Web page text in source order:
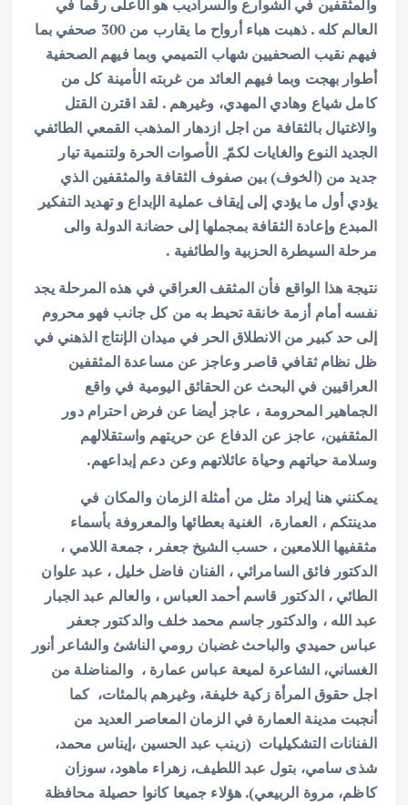
والمثقفين في الشوارع والسراديب هو الأعلى رقما في
العالم كله . ذهبت هباء أرواح ما يقارب من 300 صحفي بما
فيهم نقيب الصحفيين شهاب التميمي وبما فيهم الصحفية
أطوار بهجت وبما فيهم العائد من غربته الأمينة كل من
كامل شياع وهادي المهدي، وغيرهم . لقد اقترن القتل
والاغتيال بالثقافة من اجل ازدهار المذهب القمعي الطائفي
الجديد النوع والغايات لكمّ ِ الأصوات الحرة ولتنمية تيار
جديد من (الخوف) بين صفوف الثقافة والمثقفين الذي
يؤدي أول ما يؤدي إلى إيقاف عملية الإبداع و تهديد التفكير
المبدع وإعادة الثقافة بمجملها إلى حضانة الدولة والى
مرحلة السيطرة الحزبية والطائفية .
نتيجة هذا الواقع فأن المثقف العراقي في هذه المرحلة يجد
نفسه أمام أزمة خانقة تحيط به من كل جانب فهو محروم
إلى حد كبير من الانطلاق الحر في ميدان الإنتاج الذهني في
ظل نظام ثقافي قاصر وعاجز عن مساعدة المثقفين
العراقيين في البحث عن الحقائق اليومية في واقع
الجماهير المحرومة ، عاجز أيضا عن فرض احترام دور
المثقفين، عاجز عن الدفاع عن حريتهم واستقلالهم
وسلامة حياتهم وحياة عائلاتهم وعن دعم إبداعهم.
يمكنني هنا إيراد مثل من أمثلة الزمان والمكان في
مدينتكم ، العمارة، الغنية بعطائها والمعروفة بأسماء
مثقفيها اللامعين ، حسب الشيخ جعفر ، جمعة اللامي ،
الدكتور فائق السامرائي ، الفنان فاضل خليل ، عبد علوان
الطائي ، الدكتور قاسم أحمد العباس ، والعالم عبد الجبار
عبد الله ، والدكتور جاسم محمد خلف والدكتور جعفر
عباس حميدي والباحث غضبان رومي الناشئ والشاعر أنور
الغساني، الشاعرة لميعة عباس عمارة ، والمناضلة من
اجل حقوق المرأة زكية خليفة، وغيرهم بالمئات، كما
أنجبت مدينة العمارة في الزمان المعاصر العديد من
الفنانات التشكيليات (زينب عبد الحسين ،إيناس محمد،
شذى سامي، بتول عبد اللطيف، زهراء ماهود، سوزان
كاظم، مروة الربيعي). هؤلاء جميعا كانوا حصيلة محافظة